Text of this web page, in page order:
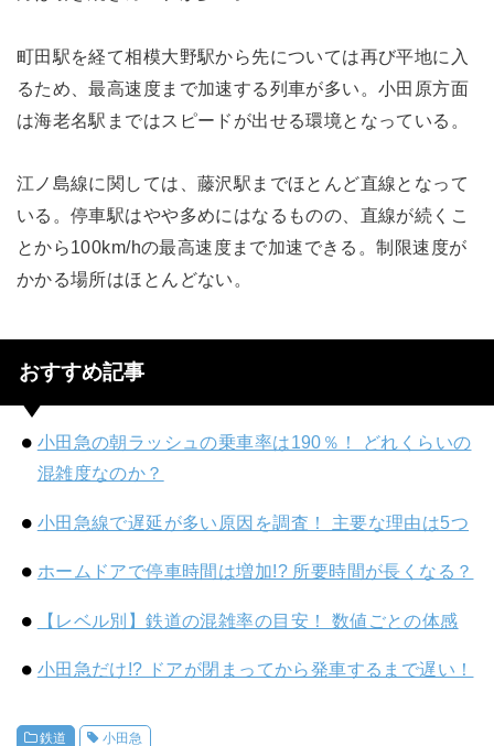
町田駅を経て相模大野駅から先については再び平地に入
るため、最高速度まで加速する列車が多い。小田原方面
は海老名駅まではスピードが出せる環境となっている。
江ノ島線に関しては、藤沢駅までほとんど直線となって
いる。停車駅はやや多めにはなるものの、直線が続くこ
とから100km/hの最高速度まで加速できる。制限速度が
かかる場所はほとんどない。
おすすめ記事
小田急の朝ラッシュの乗車率は190％！ どれくらいの
混雑度なのか？
小田急線で遅延が多い原因を調査！ 主要な理由は5つ
ホームドアで停車時間は増加!? 所要時間が長くなる？
【レベル別】鉄道の混雑率の目安！ 数値ごとの体感
小田急だけ!? ドアが閉まってから発車するまで遅い！
鉄道 小田急